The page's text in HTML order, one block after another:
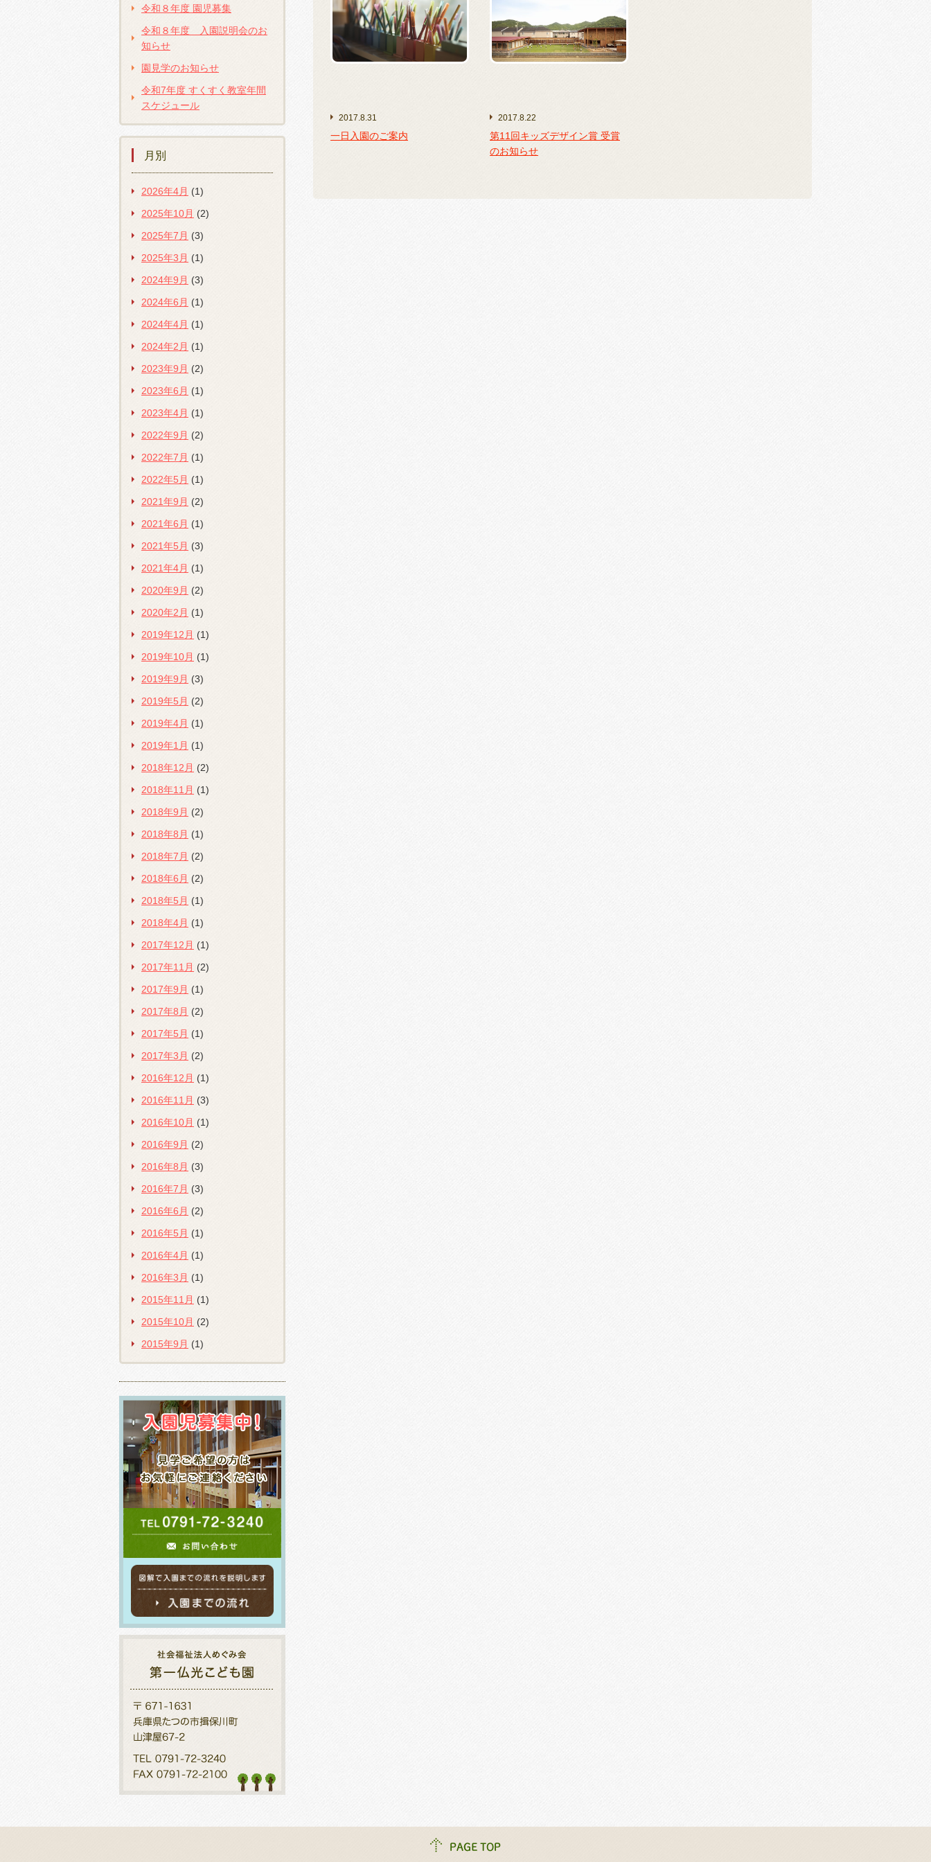
2017.8.31
一日入園のご案内
2017.8.22
第11回キッズデザイン賞 受賞
のお知らせ
令和８年度 園児募集
令和８年度 入園説明会のお
知らせ
園見学のお知らせ
令和7年度 すくすく教室年間
スケジュール
月別
2026年4月 (1)
2025年10月 (2)
2025年7月 (3)
2025年3月 (1)
2024年9月 (3)
2024年6月 (1)
2024年4月 (1)
2024年2月 (1)
2023年9月 (2)
2023年6月 (1)
2023年4月 (1)
2022年9月 (2)
2022年7月 (1)
2022年5月 (1)
2021年9月 (2)
2021年6月 (1)
2021年5月 (3)
2021年4月 (1)
2020年9月 (2)
2020年2月 (1)
2019年12月 (1)
2019年10月 (1)
2019年9月 (3)
2019年5月 (2)
2019年4月 (1)
2019年1月 (1)
2018年12月 (2)
2018年11月 (1)
2018年9月 (2)
2018年8月 (1)
2018年7月 (2)
2018年6月 (2)
2018年5月 (1)
2018年4月 (1)
2017年12月 (1)
2017年11月 (2)
2017年9月 (1)
2017年8月 (2)
2017年5月 (1)
2017年3月 (2)
2016年12月 (1)
2016年11月 (3)
2016年10月 (1)
2016年9月 (2)
2016年8月 (3)
2016年7月 (3)
2016年6月 (2)
2016年5月 (1)
2016年4月 (1)
2016年3月 (1)
2015年11月 (1)
2015年10月 (2)
2015年9月 (1)